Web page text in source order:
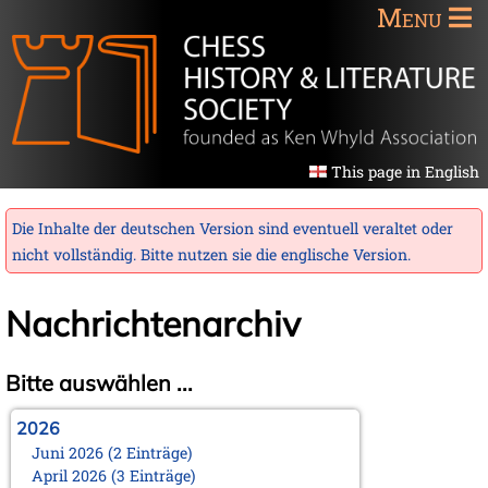
Menu
This page in English
Die Inhalte der deutschen Version sind eventuell veraltet oder
nicht vollständig. Bitte nutzen sie die englische Version.
Nachrichtenarchiv
Bitte auswählen ...
2026
Juni 2026 (2 Einträge)
April 2026 (3 Einträge)